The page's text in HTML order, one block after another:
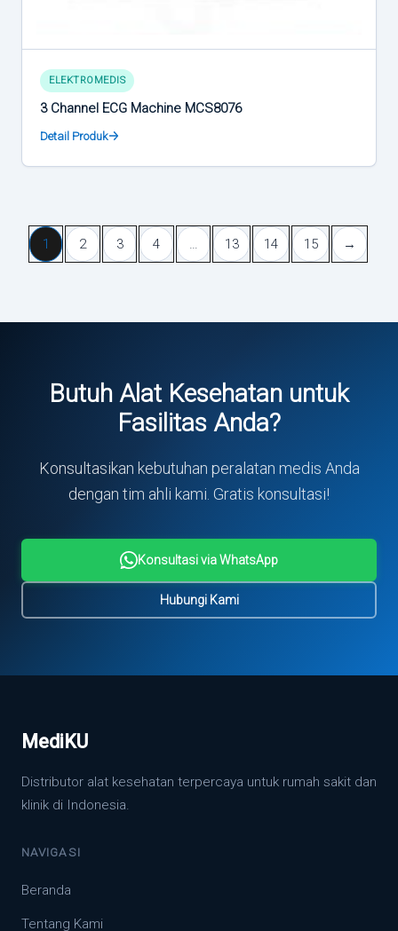
ELEKTROMEDIS
3 Channel ECG Machine MCS8076
Detail Produk
1 2 3 4 … 13 14 15 →
Butuh Alat Kesehatan untuk
Fasilitas Anda?
Konsultasikan kebutuhan peralatan medis Anda
dengan tim ahli kami. Gratis konsultasi!
Konsultasi via WhatsApp
Hubungi Kami
MediKU
Distributor alat kesehatan terpercaya untuk rumah sakit dan
klinik di Indonesia.
NAVIGASI
Beranda
Tentang Kami